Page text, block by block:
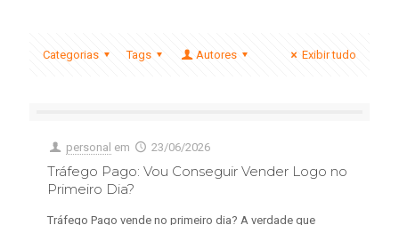
Categorias Tags Autores Exibir tudo
personal em 23/06/2026
Tráfego Pago: Vou Conseguir Vender Logo no
Primeiro Dia?
Tráfego Pago vende no primeiro dia? A verdade que